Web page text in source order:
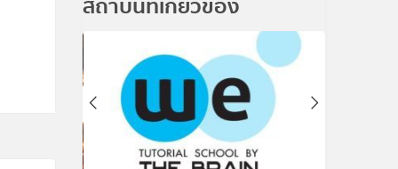
สถาบันที่เกี่ยวข้อง